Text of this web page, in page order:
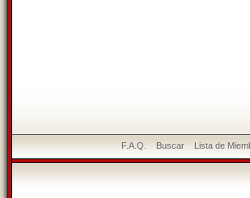
F.A.Q. Buscar Lista de